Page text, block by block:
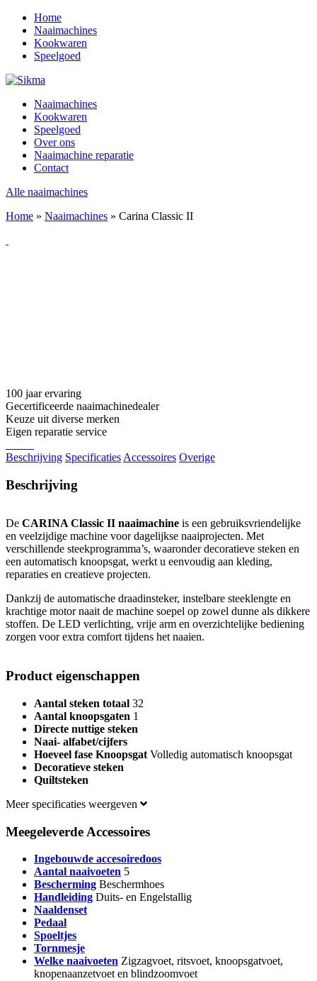
Home
Naaimachines
Kookwaren
Speelgoed
Naaimachines
Kookwaren
Speelgoed
Over ons
Naaimachine reparatie
Contact
Alle naaimachines
Home » Naaimachines » Carina Classic II
100 jaar ervaring
Gecertificeerde naaimachinedealer
Keuze uit diverse merken
Eigen reparatie service
Beschrijving Specificaties Accessoires Overige
Beschrijving
De CARINA Classic II naaimachine is een gebruiksvriendelijke
en veelzijdige machine voor dagelijkse naaiprojecten. Met
verschillende steekprogramma’s, waaronder decoratieve steken en
een automatisch knoopsgat, werkt u eenvoudig aan kleding,
reparaties en creatieve projecten.
Dankzij de automatische draadinsteker, instelbare steeklengte en
krachtige motor naait de machine soepel op zowel dunne als dikkere
stoffen. De LED verlichting, vrije arm en overzichtelijke bediening
zorgen voor extra comfort tijdens het naaien.
Product eigenschappen
Aantal steken totaal 32
Aantal knoopsgaten 1
Directe nuttige steken
Naai- alfabet/cijfers
Hoeveel fase Knoopsgat Volledig automatisch knoopsgat
Decoratieve steken
Quiltsteken
Meer specificaties weergeven
Meegeleverde Accessoires
Ingebouwde accesoiredoos
Aantal naaivoeten 5
Bescherming Beschermhoes
Handleiding Duits- en Engelstallig
Naaldenset
Pedaal
Spoeltjes
Tornmesje
Welke naaivoeten Zigzagvoet, ritsvoet, knoopsgatvoet,
knopenaanzetvoet en blindzoomvoet